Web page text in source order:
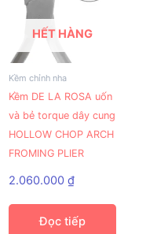
HẾT HÀNG
Kềm chỉnh nha
Kềm DE LA ROSA uốn
và bẻ torque dây cung
HOLLOW CHOP ARCH
FROMING PLIER
2.060.000₫
Đọc tiếp